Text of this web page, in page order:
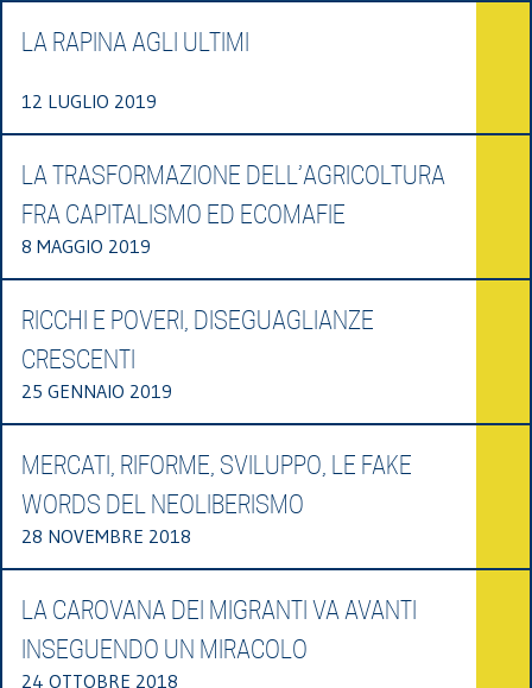
LA RAPINA AGLI ULTIMI
12 LUGLIO 2019
LA TRASFORMAZIONE DELL’AGRICOLTURA
FRA CAPITALISMO ED ECOMAFIE
8 MAGGIO 2019
RICCHI E POVERI, DISEGUAGLIANZE
CRESCENTI
25 GENNAIO 2019
MERCATI, RIFORME, SVILUPPO, LE FAKE
WORDS DEL NEOLIBERISMO
28 NOVEMBRE 2018
LA CAROVANA DEI MIGRANTI VA AVANTI
INSEGUENDO UN MIRACOLO
24 OTTOBRE 2018